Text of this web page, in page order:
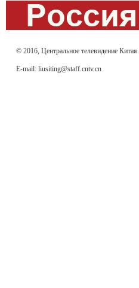
© 2016, Центральное телевидение Китая.
E-mail: liusiting@staff.cntv.cn